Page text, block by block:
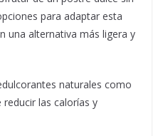
para adaptar esta
una alternativa más ligera y
naturales como
las calorías y